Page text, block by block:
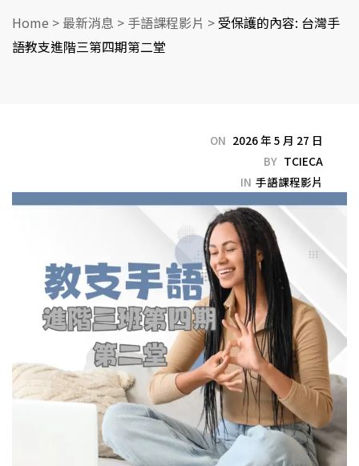
Home > 最新消息 > 手語課程影片 > 受保護的內容: 台灣手
語教支進階三第四期第二堂
ON 2026 年 5 月 27 日
BY TCIECA
IN 手語課程影片